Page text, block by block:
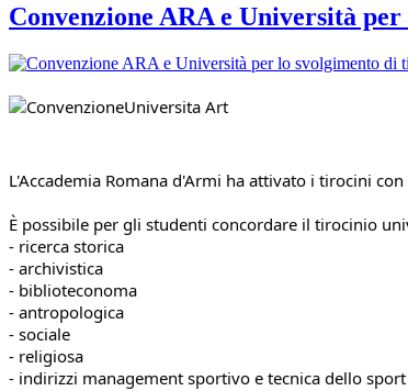
Convenzione ARA e Università
L'Accademia Romana d'Armi ha attivato i tirocini
È possibile per gli studenti concordare il tirocinio
- ricerca storica
- archivistica
- biblioteconoma
- antropologica
- sociale
- religiosa
- indirizzi management sportivo e tecnica dello sport